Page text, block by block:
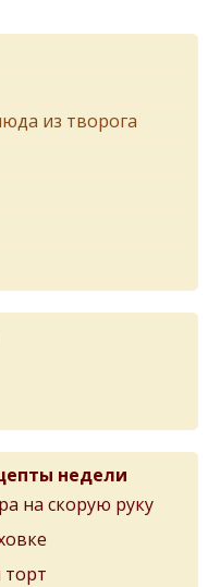
из творога
недели
на скорую руку
торт